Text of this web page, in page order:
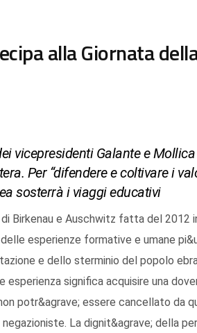
alla Giornata
vicepresidenti Galante e
Per “difendere e coltivare i
sosterrà i viaggi educativi
Birkenau e Auschwitz fatta del 2012
esperienze formative e umane
e dello sterminio del popolo
significa acquisire una
potr&agrave; essere cancellato da
La dignit&agrave; della